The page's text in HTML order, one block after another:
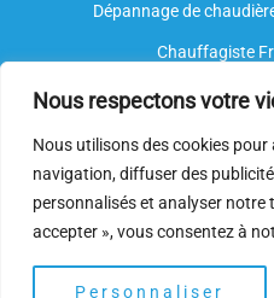
Nous respectons votre
Nous utilisons des cookies
navigation, diffuser des
personnalisés et analyser notre
accepter », vous consentez à
Personnaliser
Dépannage de
Chauffagiste
Nous intervenons sur toutes
nous ne sommespas agréés
spécialisésdisposent
le